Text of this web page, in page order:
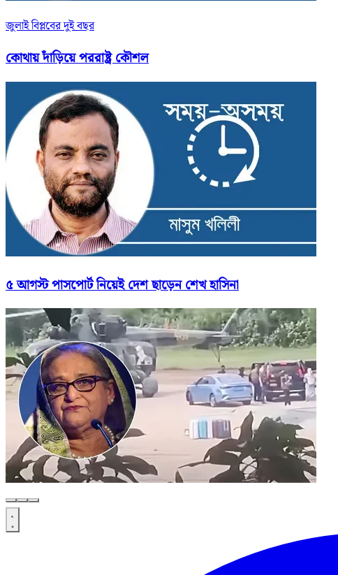
জুলাই বিপ্লবের দুই বছর
কোথায় দাঁড়িয়ে পররাষ্ট্র কৌশল
৫ আগস্ট পাসপোর্ট নিয়েই দেশ ছাড়েন শেখ হাসিনা